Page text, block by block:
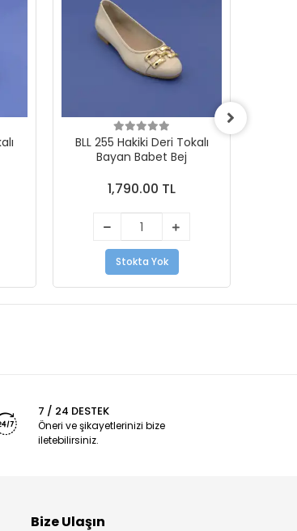
BLL 255 Hakiki Deri Tokalı
Bayan Babet Bej
1,790.00 TL
Stokta Yok
7 / 24 DESTEK
Öneri ve şikayetlerinizi bize
iletebilirsiniz.
Bize Ulaşın